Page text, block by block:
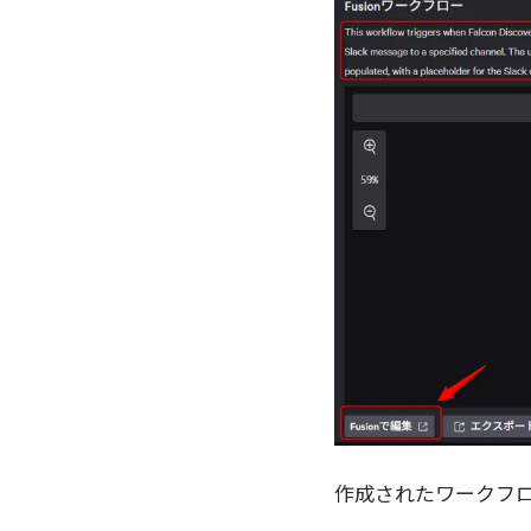
作成されたワークフ